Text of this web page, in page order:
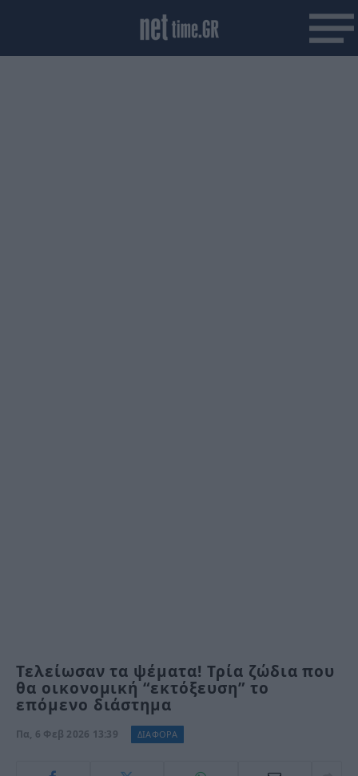
Τελείωσαν τα ψέματα! Τρία ζώδια που
θα οικονομική “εκτόξευση” το
επόμενο διάστημα
Πα, 6 Φεβ 2026 13:39 ΔΙΑΦΟΡΑ